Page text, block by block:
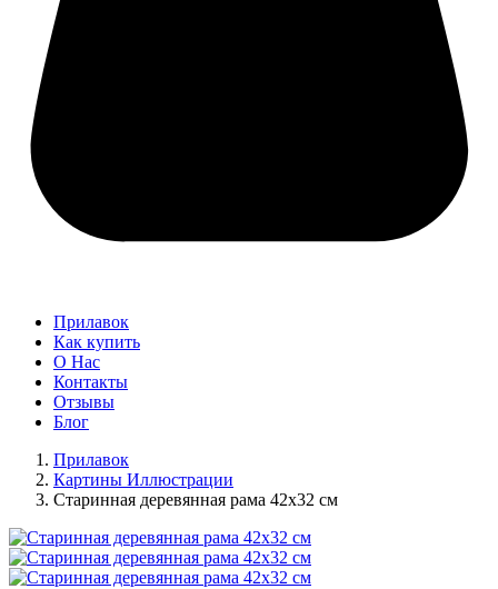
Прилавок
Как купить
О Нас
Контакты
Отзывы
Блог
Прилавок
Картины Иллюстрации
Старинная деревянная рама 42х32 см